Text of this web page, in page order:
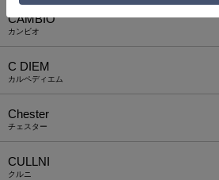
CAMBIO
カンビオ
C DIEM
カルペディエム
Chester
チェスター
CULLNI
クルニ